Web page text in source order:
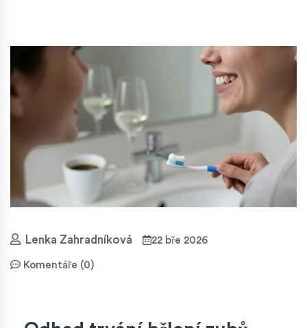
Lenka Zahradníková 22 bře 2026
Komentáře (0)